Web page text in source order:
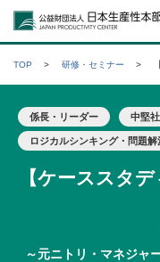
TOP 研修・セミナー
係長・リーダー 中堅
ロジカルシンキング・問題解
【ケーススタ
～元ニトリ・マネジャ